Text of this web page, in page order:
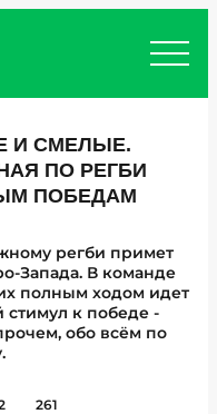
И СМЕЛЫЕ.
ПО РЕГБИ
ПОБЕДАМ
регби примет
Запада. В команде
полным ходом идет
стимул к победе -
обо всём по
261